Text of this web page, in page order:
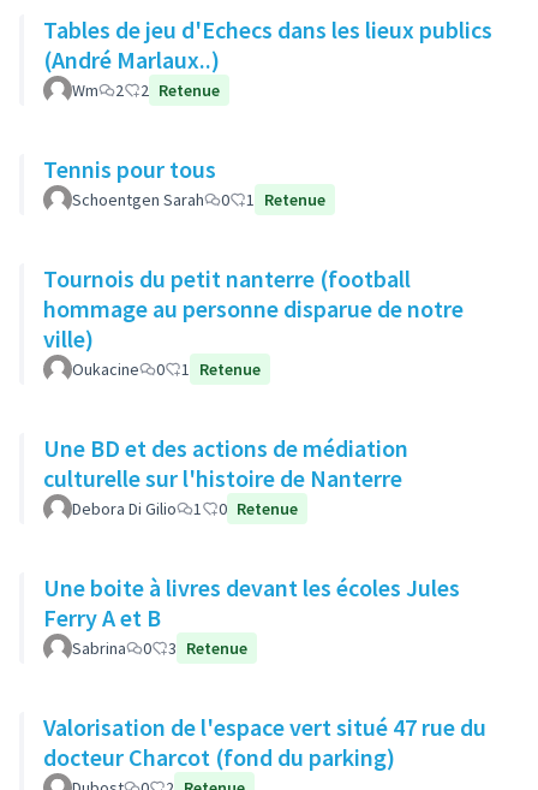
Tables de jeu d'Echecs dans les lieux publics
(André Marlaux..)
Wm 2 2 Retenue
Tennis pour tous
Schoentgen Sarah 0 1 Retenue
Tournois du petit nanterre (football
hommage au personne disparue de notre
ville)
Oukacine 0 1 Retenue
Une BD et des actions de médiation
culturelle sur l'histoire de Nanterre
Debora Di Gilio 1 0 Retenue
Une boite à livres devant les écoles Jules
Ferry A et B
Sabrina 0 3 Retenue
Valorisation de l'espace vert situé 47 rue du
docteur Charcot (fond du parking)